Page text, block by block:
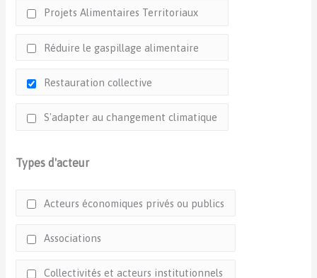
Projets Alimentaires Territoriaux
Réduire le gaspillage alimentaire
Restauration collective
S'adapter au changement climatique
Types d'acteur
Acteurs économiques privés ou publics
Associations
Collectivités et acteurs institutionnels